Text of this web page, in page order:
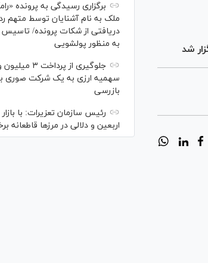
شد
برگزاری رسیدگی به پرونده
ملک به نام آشنایان توسط متهم
دریافتی از شکات پرونده/
به منظور پولشویی
سهمیه ارزی به یک شرکت صوری
بازرسی
رئیس سازمان تعزیرات: با
اربعین و دلالی در مرز‌ها قاطعانه